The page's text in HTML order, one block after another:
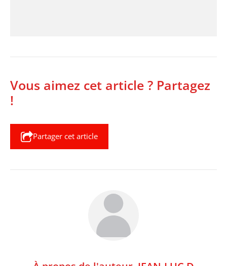
Vous aimez cet article ? Partagez
!
Partager cet article